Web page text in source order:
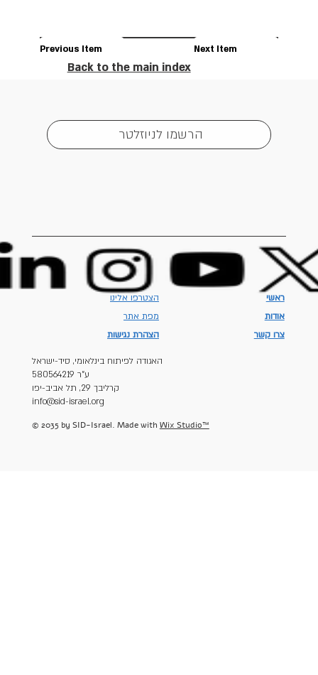
Next Item
Previous Item
Back to the main index
הרשמו לניוזלטר
ראשי
הצטרפו אלינו
אודות
מפת אתר
צרו קשר
הצהרת נגישות
האגודה לפיתוח בינלאומי, סיד-ישראל
ע"ר 580564219
קרליבך 29, תל אביב-יפו
info@sid-israel.org
© 2035 by SID-Israel. Made with Wix Studio™